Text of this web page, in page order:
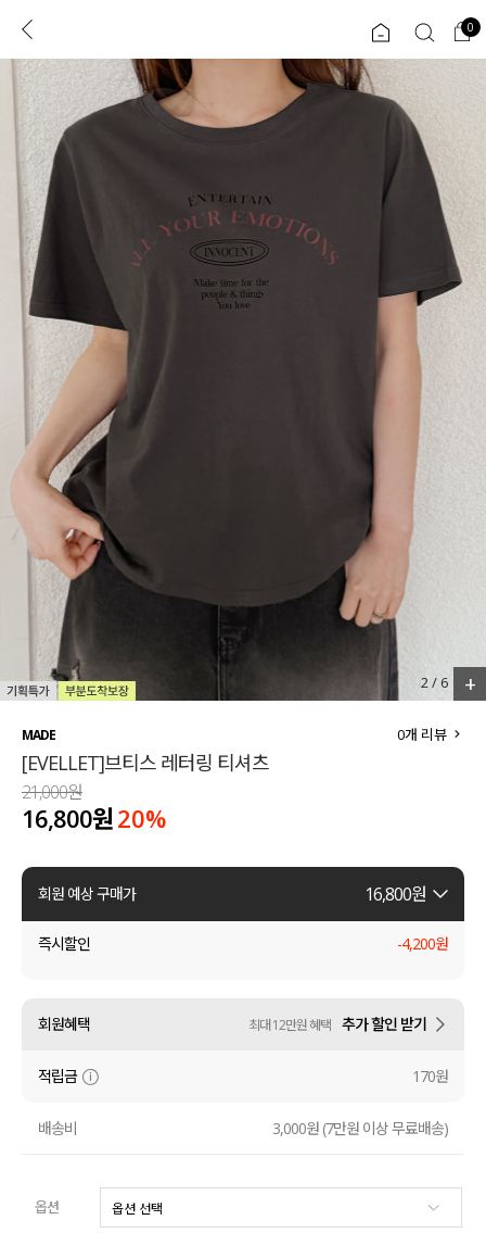
로그인 0
ENG
JP
콘텐츠 회원혜택
CATEGORY COMMUNITY
도착보장⚡
인플루언서 pick!
신상 5%
베스트
MADE
세트할인 ~30%
살안타템
110사이즈
티셔츠
팬츠
셔츠
원피스
수영복
아우터
코디템
ALL
스커트
언더웨어
0
2/6 +
MADE
[EVELLET]브티스 레터링 티셔츠
0개 리뷰
21,000원
16,800원20%
회원 예상 구매가 16,800원
즉시할인 -4,200원
회원혜택 최대 12만원 혜택 추가 할인 받기
적립금 170원
배송비 3,000원 (7만원 이상 무료배송)
옵션